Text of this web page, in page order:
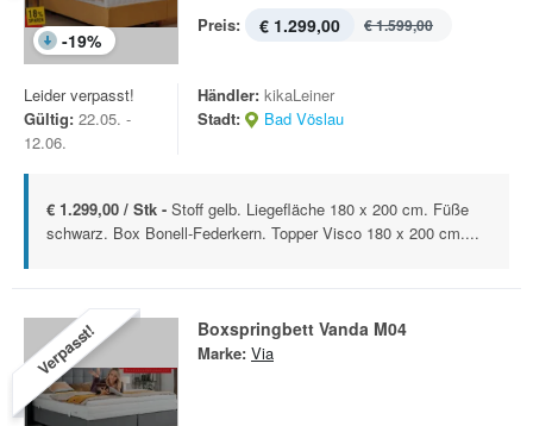
-19%
Preis: € 1.299,00 € 1.599,00
Leider verpasst!
Gültig: 22.05. -
12.06.
Händler: kikaLeiner
Stadt:
Bad Vöslau
€ 1.299,00 / Stk - Stoff gelb. Liegefläche 180 x 200 cm. Füße
schwarz. Box Bonell-Federkern. Topper Visco 180 x 200 cm....
Verpasst! Boxspringbett Vanda M04
Marke: Via